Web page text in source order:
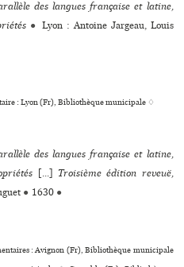
des langues française et latine,
● Lyon : Antoine Jargeau, Louis
: Lyon (Fr), Bibliothèque muni­ci­pale ♢
des langues française et latine,
[...] Troisième édition reveuë,
● 1630 ●
: Avignon (Fr), Bibliothèque muni­ci­pale